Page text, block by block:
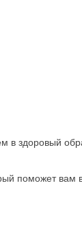
в здоровый
поможет вам